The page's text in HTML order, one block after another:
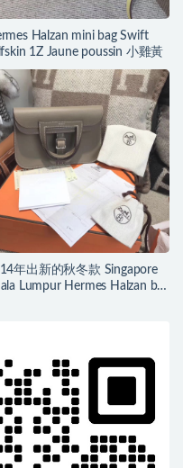
Halzan mini bag Swift
1Z Jaune poussin 小雞黃
年出新的秋冬款 Singapore
Lumpur Hermes Halzan bag